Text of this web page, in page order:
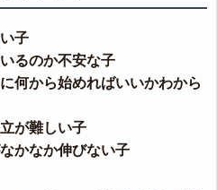
子
るのか不安な子
何から始めればいいかわから
が難しい子
かなか伸びない子